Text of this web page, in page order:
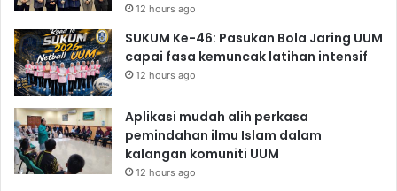
12 hours ago
SUKUM Ke-46: Pasukan Bola Jaring UUM
capai fasa kemuncak latihan intensif
12 hours ago
Aplikasi mudah alih perkasa
pemindahan ilmu Islam dalam
kalangan komuniti UUM
12 hours ago